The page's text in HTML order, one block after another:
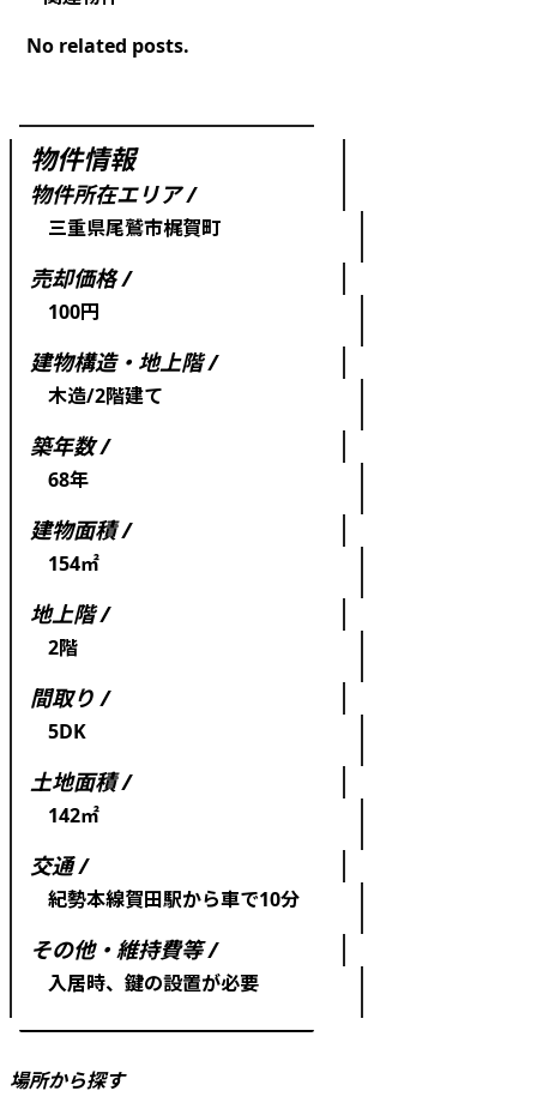
No related posts.
物件情報
物件所在エリア /
三重県尾鷲市梶賀町
売却価格 /
100円
建物構造・地上階 /
木造/2階建て
築年数 /
68年
建物面積 /
154㎡
地上階 /
2階
間取り /
5DK
土地面積 /
142㎡
交通 /
紀勢本線賀田駅から車で10分
その他・維持費等 /
入居時、鍵の設置が必要
場所から探す